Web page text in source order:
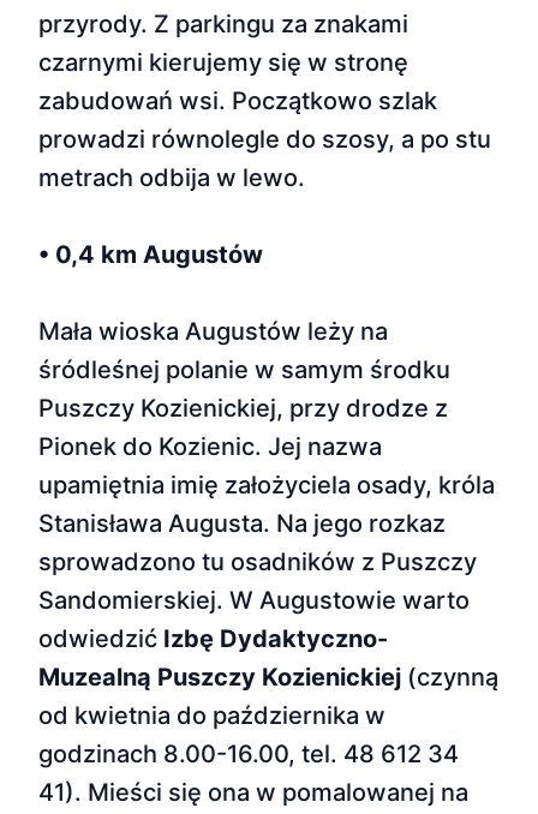
przyrody. Z parkingu za znakami
czarnymi kierujemy się w stronę
zabudowań wsi. Początkowo szlak
prowadzi równolegle do szosy, a po stu
metrach odbija w lewo.
• 0,4 km Augustów
Mała wioska Augustów leży na
śródleśnej polanie w samym środku
Puszczy Kozienickiej, przy drodze z
Pionek do Kozienic. Jej nazwa
upamiętnia imię założyciela osady, króla
Stanisława Augusta. Na jego rozkaz
sprowadzono tu osadników z Puszczy
Sandomierskiej. W Augustowie warto
odwiedzić Izbę Dydaktyczno-
Muzealną Puszczy Kozienickiej (czynną
od kwietnia do października w
godzinach 8.00-16.00, tel. 48 612 34
41). Mieści się ona w pomalowanej na